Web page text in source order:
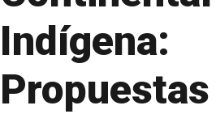
Indígena: